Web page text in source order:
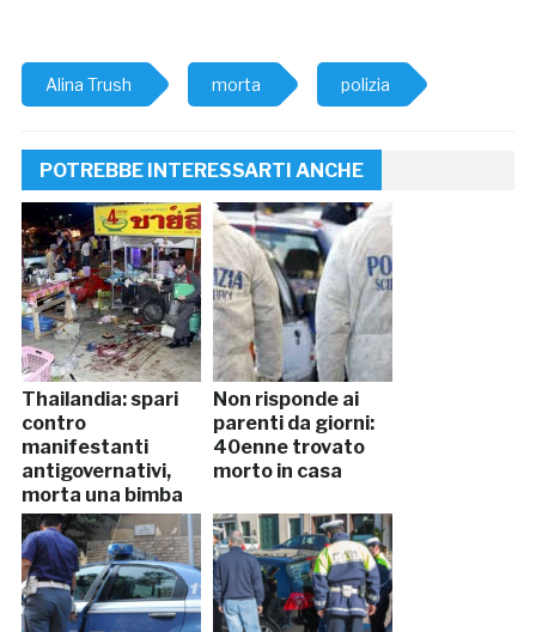
Alina Trush morta polizia
POTREBBE INTERESSARTI ANCHE
Thailandia: spari
contro
manifestanti
antigovernativi,
morta una bimba
Non risponde ai
parenti da giorni:
40enne trovato
morto in casa